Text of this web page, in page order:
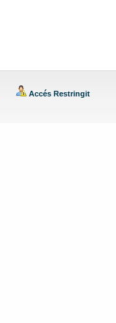
Accés Restringit